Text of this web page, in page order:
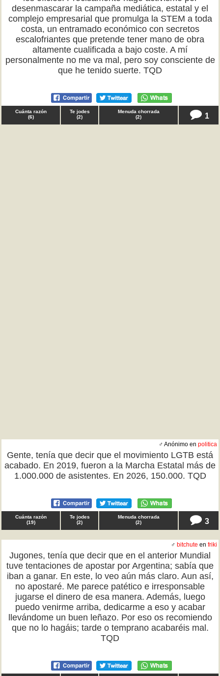
desenmascarar la campaña mediática, estatal y el
complejo empresarial que promulga la STEM a toda
costa, un entramado económico con secretos
escalofriantes que pretende tener mano de obra
altamente cualificada a bajo coste. A mí
personalmente no me va mal, pero soy consciente de
que he tenido suerte. TQD
Cuánta razón
(6)
Te jodes
(2)
Menuda chorrada
(2) 1
♂ Anónimo en politica
Gente, tenía que decir que el movimiento LGTB está
acabado. En 2019, fueron a la Marcha Estatal más de
1.000.000 de asistentes. En 2026, 150.000. TQD
Cuánta razón
(19)
Te jodes
(2)
Menuda chorrada
(2) 3
♂ bitchute en friki
Jugones, tenía que decir que en el anterior Mundial
tuve tentaciones de apostar por Argentina; sabía que
iban a ganar. En este, lo veo aún más claro. Aun así,
no apostaré. Me parece patético e irresponsable
jugarse el dinero de esa manera. Además, luego
puedo venirme arriba, dedicarme a eso y acabar
llevándome un buen leñazo. Por eso os recomiendo
que no lo hagáis; tarde o temprano acabaréis mal.
TQD